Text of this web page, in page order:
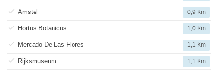
Amstel 0,9 Km
Hortus Botanicus 1,0 Km
Mercado De Las Flores 1,1 Km
Rijksmuseum 1,1 Km